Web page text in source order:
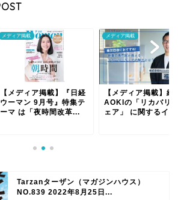
メディア掲載
【メディア掲載】『日経
ウーマン 9月号』特集テ
ーマ は「夜時間改革...
メディア掲載
【メディア掲載】紳
AOKIの「リカバリ
ェア」 に関するイ
Tarzanターザン（マガジンハウス）
NO.839 2022年8月25日...